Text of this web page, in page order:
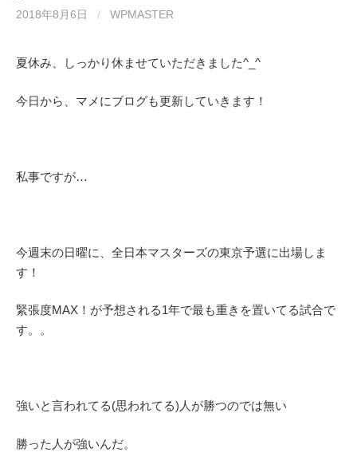
2018年8月6日 / WPMASTER
夏休み、しっかり休ませていただきました^_^
今日から、マメにブログも更新していきます！
私事ですが…
今週末の日曜に、全日本マスターズの東京予選に出場しま
す！
緊張度MAX！が予想される1年で最も重きを置いてる試合で
す。。
強いと言われてる(思われてる)人が勝つのでは無い
勝った人が強いんだ。